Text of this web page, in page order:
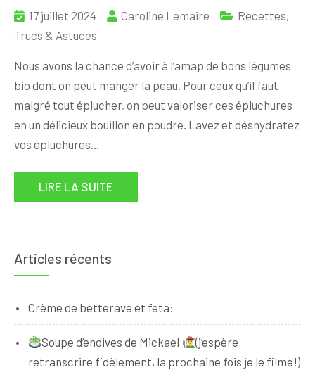
17 juillet 2024 Caroline Lemaire Recettes,
Trucs & Astuces
Nous avons la chance d’avoir à l’amap de bons légumes
bio dont on peut manger la peau. Pour ceux qu’il faut
malgré tout éplucher, on peut valoriser ces épluchures
en un délicieux bouillon en poudre. Lavez et déshydratez
vos épluchures…
LIRE LA SUITE
Articles récents
Crème de betterave et feta:
Soupe d’endives de Mickael
(j’espère
retranscrire fidèlement, la prochaine fois je le filme!)